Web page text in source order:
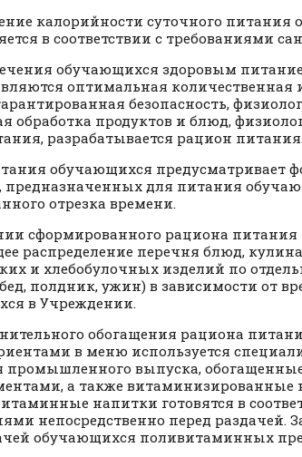
калорийности суточного питания
в соответствии с требованиями
обучающихся здоровым
оптимальная количественная
безопасность,
обработка продуктов и блюд,
разрабатывается рацион питания.
обучающихся предусматривает
предназначенных для питания
отрезка времени.
сформированного рациона питания
распределение перечня блюд,
и хлебобулочных изделий по
полдник, ужин) в зависимости от
в Учреждении.
обогащения рациона
в меню используется
промышленного выпуска,
а также
напитки готовятся в
непосредственно перед раздачей.
обучающихся поливитаминных